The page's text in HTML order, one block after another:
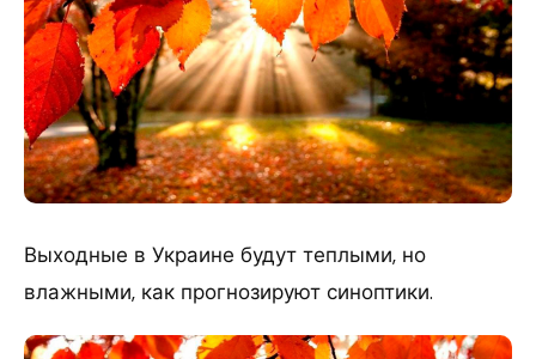
Выходные в Украине будут теплыми, но
влажными, как прогнозируют синоптики.